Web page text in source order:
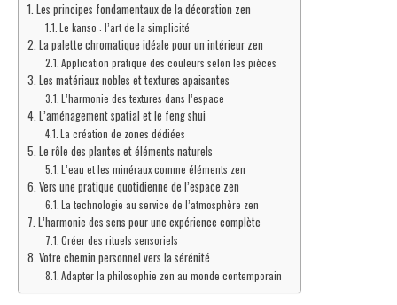
Les principes fondamentaux de la décoration zen
Le kanso : l’art de la simplicité
La palette chromatique idéale pour un intérieur zen
Application pratique des couleurs selon les pièces
Les matériaux nobles et textures apaisantes
L’harmonie des textures dans l’espace
L’aménagement spatial et le feng shui
La création de zones dédiées
Le rôle des plantes et éléments naturels
L’eau et les minéraux comme éléments zen
Vers une pratique quotidienne de l’espace zen
La technologie au service de l’atmosphère zen
L’harmonie des sens pour une expérience complète
Créer des rituels sensoriels
Votre chemin personnel vers la sérénité
Adapter la philosophie zen au monde contemporain